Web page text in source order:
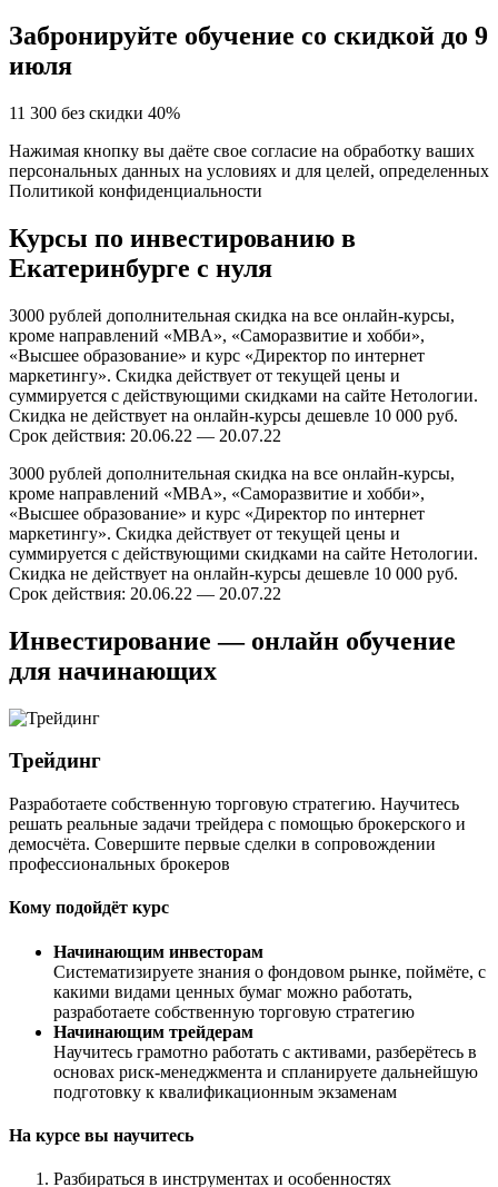
Забронируйте обучение со скидкой до 9
июля
11 300 без скидки 40%
Нажимая кнопку вы даёте свое согласие на обработку ваших
персональных данных на условиях и для целей, определенных
Политикой конфиденциальности
Курсы по инвестированию в
Екатеринбурге с нуля
3000 рублей дополнительная скидка на все онлайн-курсы,
кроме направлений «MBA», «Саморазвитие и хобби»,
«Высшее образование» и курс «Директор по интернет
маркетингу». Скидка действует от текущей цены и
суммируется с действующими скидками на сайте Нетологии.
Скидка не действует на онлайн-курсы дешевле 10 000 руб.
Срок действия: 20.06.22 — 20.07.22
3000 рублей дополнительная скидка на все онлайн-курсы,
кроме направлений «MBA», «Саморазвитие и хобби»,
«Высшее образование» и курс «Директор по интернет
маркетингу». Скидка действует от текущей цены и
суммируется с действующими скидками на сайте Нетологии.
Скидка не действует на онлайн-курсы дешевле 10 000 руб.
Срок действия: 20.06.22 — 20.07.22
Инвестирование — онлайн обучение
для начинающих
Трейдинг
Разработаете собственную торговую стратегию. Научитесь
решать реальные задачи трейдера с помощью брокерского и
демосчёта. Совершите первые сделки в сопровождении
профессиональных брокеров
Кому подойдёт курс
Начинающим инвесторам
Систематизируете знания о фондовом рынке, поймёте, с
какими видами ценных бумаг можно работать,
разработаете собственную торговую стратегию
Начинающим трейдерам
Научитесь грамотно работать с активами, разберётесь в
основах риск-менеджмента и спланируете дальнейшую
подготовку к квалификационным экзаменам
На курсе вы научитесь
Разбираться в инструментах и особенностях